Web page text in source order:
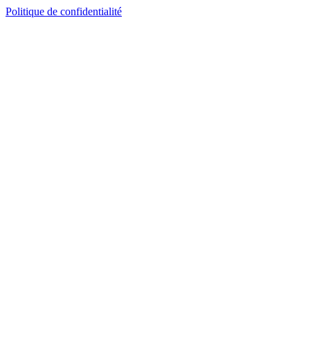
Politique de confidentialité